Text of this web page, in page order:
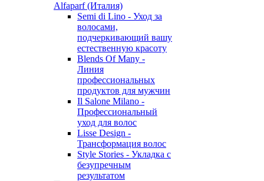
Alfaparf (Италия)
Semi di Lino - Уход за
волосами,
подчеркивающий вашу
естественную красоту
Blends Of Many -
Линия
профессиональных
продуктов для мужчин
Il Salone Milano -
Профессиональный
уход для волос
Lisse Design -
Трансформация волос
Style Stories - Укладка с
безупречным
результатом